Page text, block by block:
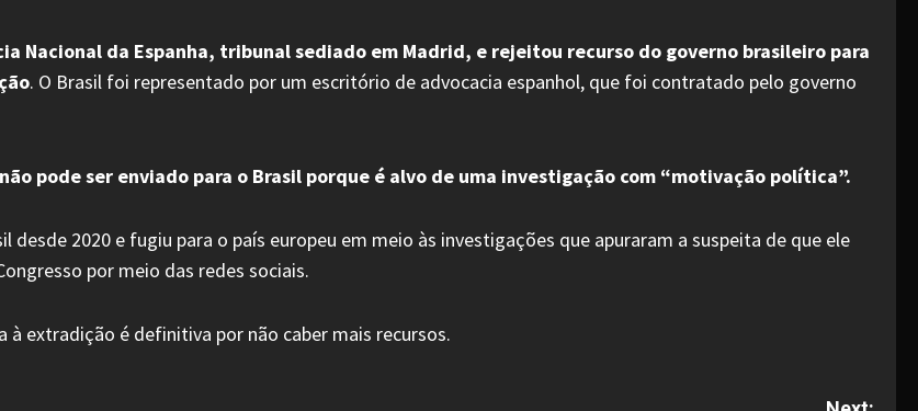
Nacional da Espanha, tribunal sediado em Madrid, e rejeitou recurso do governo brasileiro para
. O Brasil foi representado por um escritório de advocacia espanhol, que foi contratado pelo governo
pode ser enviado para o Brasil porque é alvo de uma investigação com “motivação política”.
2020 e fugiu para o país europeu em meio às investigações que apuraram a suspeita de que ele
por meio das redes sociais.
à extradição é definitiva por não caber mais recursos.